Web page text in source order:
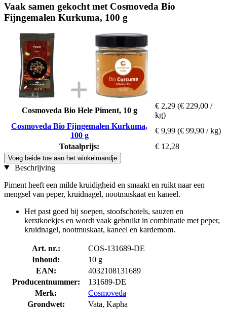
Vaak samen gekocht met Cosmoveda Bio
Fijngemalen Kurkuma, 100 g
Cosmoveda Bio Hele Piment, 10 g
€ 2,29 (€ 229,00 /
kg)
Cosmoveda Bio Fijngemalen Kurkuma,
100 g
€ 9,99 (€ 99,90 / kg)
Totaalprijs:
€ 12,28
Voeg beide toe aan het winkelmandje
Beschrijving
Piment heeft een milde kruidigheid en smaakt en ruikt naar een
mengsel van peper, kruidnagel, nootmuskaat en kaneel.
Het past goed bij soepen, stoofschotels, sauzen en
kerstkoekjes en wordt vaak gebruikt in combinatie met peper,
kruidnagel, nootmuskaat, kaneel en kardemom.
Art. nr.:
COS-131689-DE
Inhoud:
10 g
EAN:
4032108131689
Producentnummer:
131689-DE
Merk:
Cosmoveda
Grondwet:
Vata, Kapha